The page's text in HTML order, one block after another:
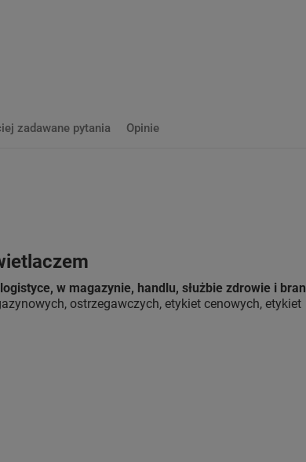
zadawane pytania Opinie
w magazynie, handlu, służbie zdrowie i
ostrzegawczych, etykiet cenowych, etykiet